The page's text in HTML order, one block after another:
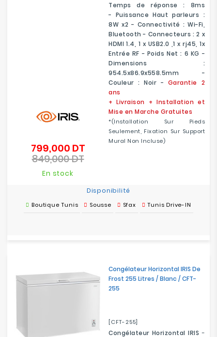
Temps de réponse : 8ms
- Puissance Haut parleurs :
8W x2 - Connectivité : Wi-Fi,
Bluetooth - Connecteurs : 2 x
HDMI 1.4, 1 x USB2.0 ,1 x rj45, 1x
Entrée RF - Poids Net : 6 KG -
Dimensions :
954.5x86.9x558.5mm -
Couleur : Noir - Garantie 2
ans
+ Livraison + Installation et
Mise en Marche Gratuites
*(Installation Sur Pieds
Seulement, Fixation Sur Support
Mural Non Incluse)
799,000 DTPrix
849,000 DTPrix
En stock
Disponibilité
Boutique Tunis Sousse Sfax Tunis Drive-IN
Congélateur Horizontal IRIS De
Frost 255 Litres / Blanc / CFT-
255
[CFT-255]
Congélateur Horizontal IRIS -